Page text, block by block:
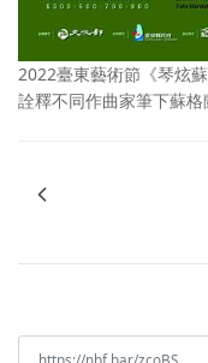
2022臺東藝術節《琴炫
詮釋不同作曲家筆下蘇